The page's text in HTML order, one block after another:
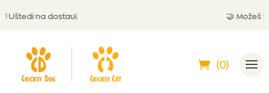
na dostavi 🤝 Možeš
(0)